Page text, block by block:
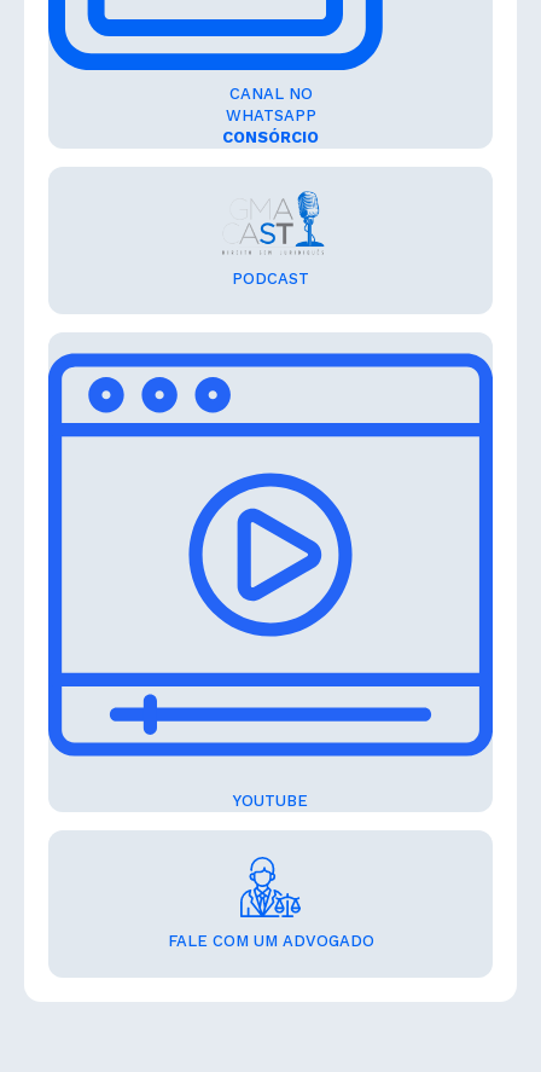
CANAL NO
WHATSAPP
CONSÓRCIO
PODCAST
YOUTUBE
FALE COM UM ADVOGADO